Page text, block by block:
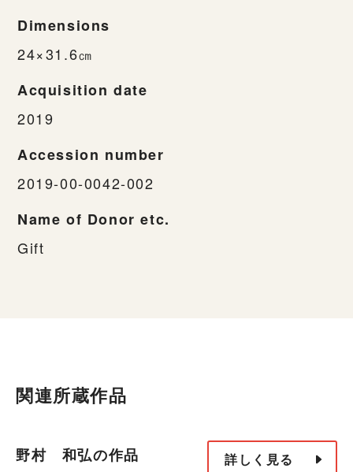
Dimensions
24×31.6㎝
Acquisition date
2019
Accession number
2019-00-0042-002
Name of Donor etc.
Gift
関連所蔵作品
野村 和弘の作品 詳しく見る